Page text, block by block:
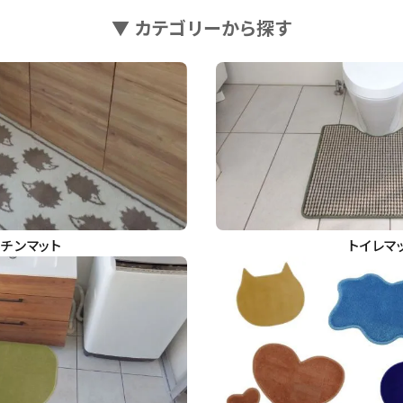
▼ カテゴリーから探す
ンマット トイレマ